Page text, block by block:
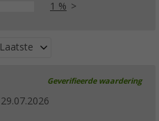
1 %
Laatste
Geverifieerde waardering
29.07.2026